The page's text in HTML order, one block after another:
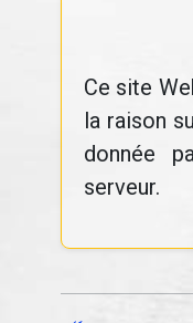
Ce site
la raison
donnée
serveur.